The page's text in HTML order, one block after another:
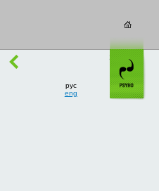
рус
eng